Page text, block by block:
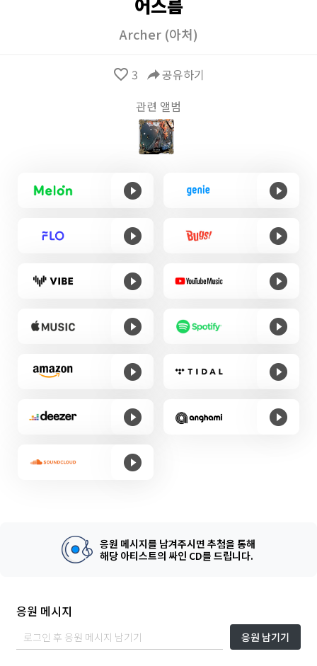
Archer (아처)
favorite_border 3 reply공유하기
관련 앨범
응원 메시지를 남겨주시면 추첨을 통해
해당 아티스트의 싸인 CD를 드립니다.
응원 메시지
응원 남기기